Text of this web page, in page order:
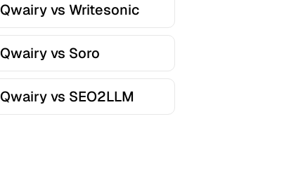
Qwairy vs Writesonic
Qwairy vs Soro
Qwairy vs SEO2LLM